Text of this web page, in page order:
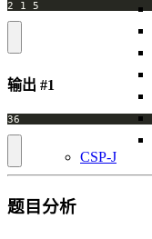
CSP-J
输出 #1
题目分析